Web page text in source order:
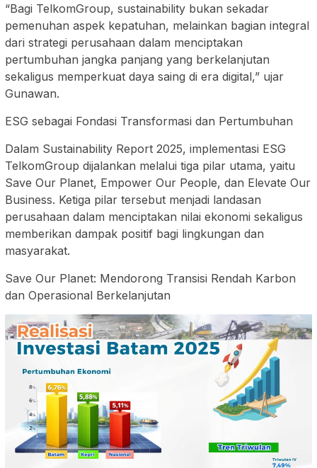
“Bagi TelkomGroup, sustainability bukan sekadar
pemenuhan aspek kepatuhan, melainkan bagian integral
dari strategi perusahaan dalam menciptakan
pertumbuhan jangka panjang yang berkelanjutan
sekaligus memperkuat daya saing di era digital,” ujar
Gunawan.
ESG sebagai Fondasi Transformasi dan Pertumbuhan
Dalam Sustainability Report 2025, implementasi ESG
TelkomGroup dijalankan melalui tiga pilar utama, yaitu
Save Our Planet, Empower Our People, dan Elevate Our
Business. Ketiga pilar tersebut menjadi landasan
perusahaan dalam menciptakan nilai ekonomi sekaligus
memberikan dampak positif bagi lingkungan dan
masyarakat.
Save Our Planet: Mendorong Transisi Rendah Karbon
dan Operasional Berkelanjutan